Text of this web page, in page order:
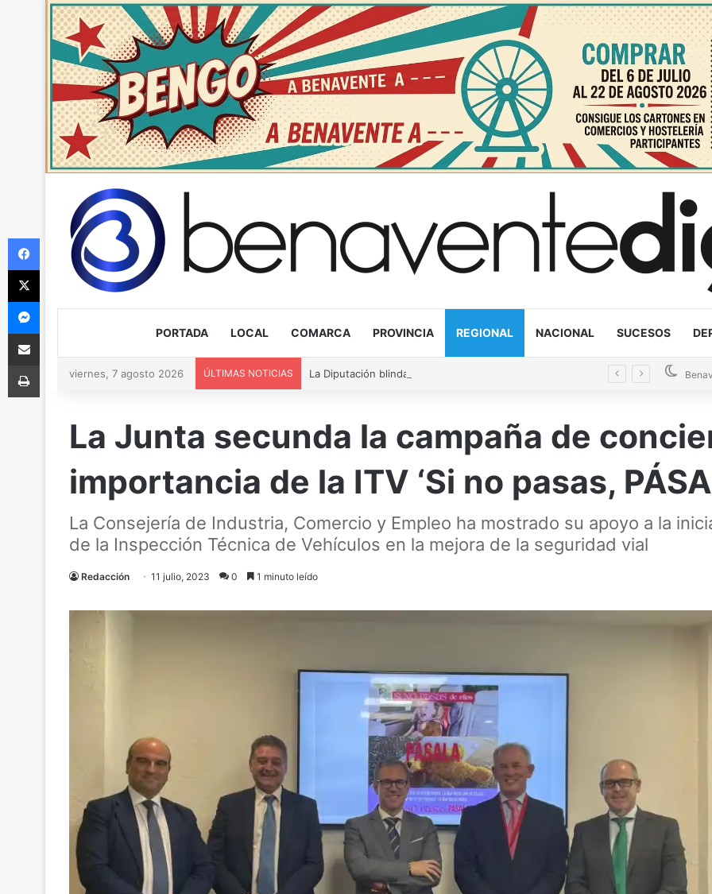
PORTADA LOCAL COMARCA PROVINCIA REGIONAL NACIONAL SUCESOS
viernes, 7 agosto 2026 ÚLTIMAS NOTICIAS
La Junta secunda la campaña de
importancia de la ITV ‘Si no pasas,
La Consejería de Industria, Comercio y Empleo ha mostrado su apoyo a la
de la Inspección Técnica de Vehículos en la mejora de la seguridad vial
Redacción 11 julio, 2023 0 1 minuto leído
Facebook
X
Messenger
Compartir via Email